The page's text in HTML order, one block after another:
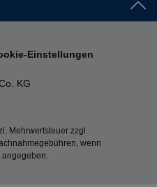
KG
Einstellungen
Mehrwertsteuer zzgl.
wenn
angegeben.